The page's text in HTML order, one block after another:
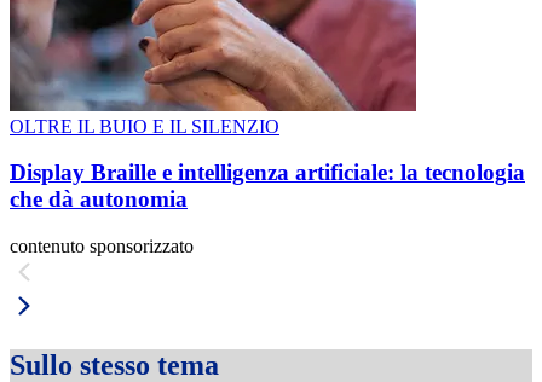
OLTRE IL BUIO E IL SILENZIO
Display Braille e intelligenza artificiale: la tecnologia
che dà autonomia
contenuto sponsorizzato
Sullo stesso tema